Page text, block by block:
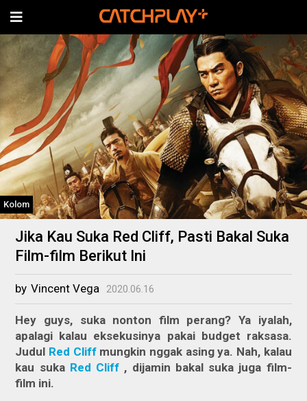
Kolom
Jika Kau Suka Red Cliff, Pasti Bakal Suka
Film-film Berikut Ini
by Vincent Vega 2020.06.16
Hey guys, suka nonton film perang? Ya iyalah,
apalagi kalau eksekusinya pakai budget raksasa.
Judul Red Cliff mungkin nggak asing ya. Nah, kalau
kau suka Red Cliff , dijamin bakal suka juga film-
film ini.